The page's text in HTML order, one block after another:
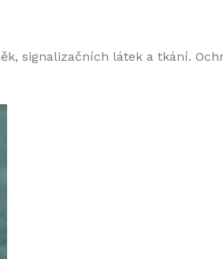
signalizačních látek a tkání.